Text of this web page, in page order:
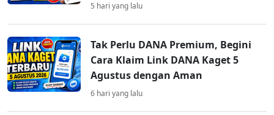
5 hari yang lalu
Tak Perlu DANA Premium, Begini
Cara Klaim Link DANA Kaget 5
Agustus dengan Aman
6 hari yang lalu